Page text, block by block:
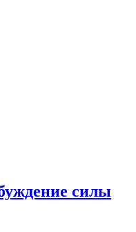
силы